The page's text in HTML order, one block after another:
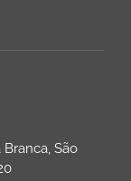
São